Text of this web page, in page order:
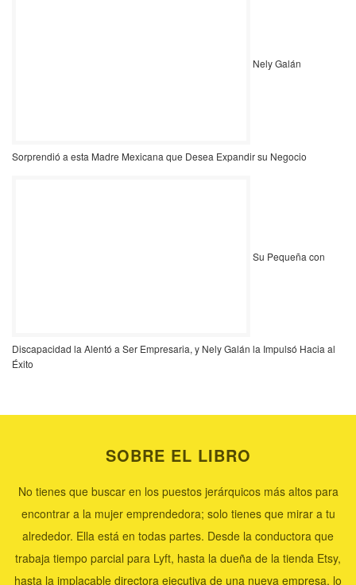
Nely Galán
Sorprendió a esta Madre Mexicana que Desea Expandir su Negocio
Su Pequeña con
Discapacidad la Alentó a Ser Empresaria, y Nely Galán la Impulsó Hacia al
Éxito
SOBRE EL LIBRO
No tienes que buscar en los puestos jerárquicos más altos para
encontrar a la mujer emprendedora; solo tienes que mirar a tu
alrededor. Ella está en todas partes. Desde la conductora que
trabaja tiempo parcial para Lyft, hasta la dueña de la tienda Etsy,
hasta la implacable directora ejecutiva de una nueva empresa, lo